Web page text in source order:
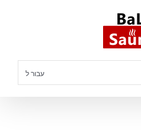
עבור ל